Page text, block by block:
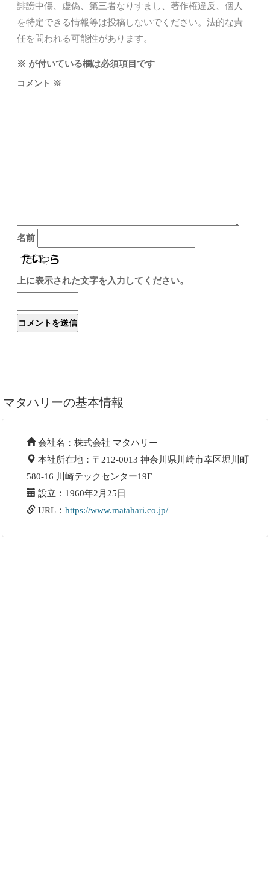
誹謗中傷、虚偽、第三者なりすまし、著作権違反、個人
を特定できる情報等は投稿しないでください。法的な責
任を問われる可能性があります。
※ が付いている欄は必須項目です
コメント ※
名前
上に表示された文字を入力してください。
マタハリーの基本情報
会社名：株式会社 マタハリー
本社所在地：〒212-0013 神奈川県川崎市幸区堀川町
580-16 川崎テックセンター19F
設立：1960年2月25日
URL： https://www.matahari.co.jp/